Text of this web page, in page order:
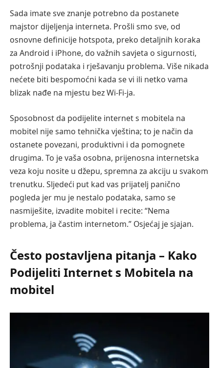
Sada imate sve znanje potrebno da postanete
majstor dijeljenja interneta. Prošli smo sve, od
osnovne definicije hotspota, preko detaljnih koraka
za Android i iPhone, do važnih savjeta o sigurnosti,
potrošnji podataka i rješavanju problema. Više nikada
nećete biti bespomoćni kada se vi ili netko vama
blizak nađe na mjestu bez Wi-Fi-ja.
Sposobnost da podijelite internet s mobitela na
mobitel nije samo tehnička vještina; to je način da
ostanete povezani, produktivni i da pomognete
drugima. To je vaša osobna, prijenosna internetska
veza koju nosite u džepu, spremna za akciju u svakom
trenutku. Sljedeći put kad vas prijatelj panično
pogleda jer mu je nestalo podataka, samo se
nasmiješite, izvadite mobitel i recite: “Nema
problema, ja častim internetom.” Osjećaj je sjajan.
Često postavljena pitanja – Kako
Podijeliti Internet s Mobitela na
mobitel